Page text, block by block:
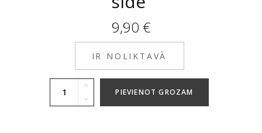
9,90 €
IR NOLIKTAVĀ
PIEVIENOT GROZAM